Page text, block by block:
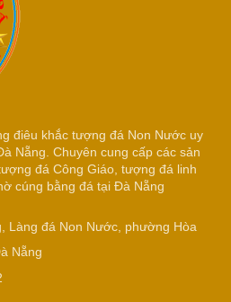
điêu khắc tượng đá Non Nước uy
Nẵng. Chuyên cung cấp các sản
đá Công Giáo, tượng đá linh
cúng bằng đá tại Đà Nẵng
Làng đá Non Nước, phường Hòa
Nẵng